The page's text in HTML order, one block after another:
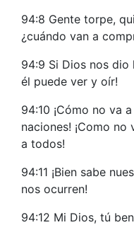
94:8 Gente torpe,
¿cuándo van a
94:9 Si Dios nos dio
él puede ver y oír!
94:10 ¡Cómo no va
naciones! ¡Como
a todos!
94:11 ¡Bien sabe
nos ocurren!
94:12 Mi Dios, tú